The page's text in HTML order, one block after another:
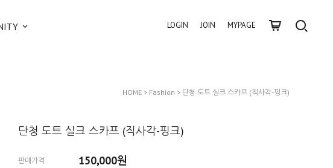
LOGIN JOIN MYPAGE
HOME > Fashion > 단청 도트 실크 스카프 (직사각-핑크)
단청 도트 실크 스카프 (직사각-핑크)
판매가격 150,000원